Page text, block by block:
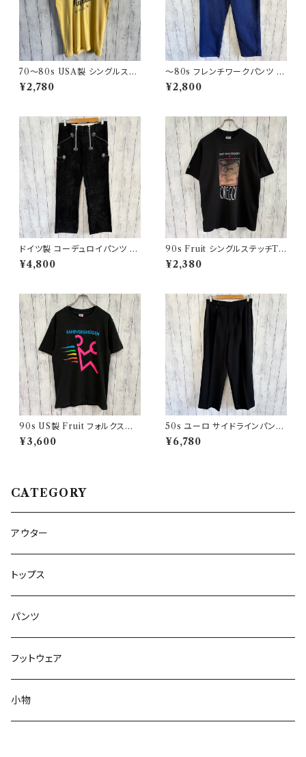
70〜80s USA製 シングルステ
ッチT ヴィンテージTシャツ
¥2,780
〜80s フレンチワークパンツ ユ
ーロワーク コットンパンツ
¥2,800
ドイツ製 コーデュロイパンツ ワ
ークパンツ ユーロワーク
¥4,800
90s Fruit シングルステッチTシ
ャツ プリントT
¥2,380
90s US製 Fruit フォルクスワ
ーゲン シングルステッチTシャツ
ヴィンテージTシャツ アド 企業
¥3,600
50s ユーロ サイドラインパンツ
ウールパンツ ワイドスラックドレ
スパンツ
¥6,780
CATEGORY
アウター
トップス
パンツ
フットウェア
小物